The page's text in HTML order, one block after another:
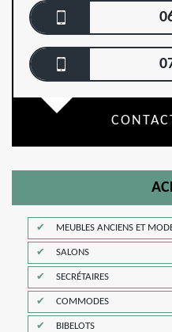
MEUBLES ANCIENS ET
SALONS
SECRÉTAIRES
COMMODES
BIBELOTS